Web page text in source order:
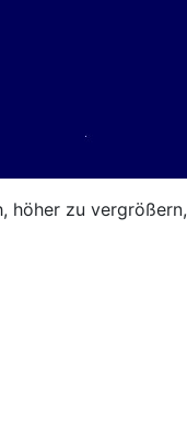
höher zu vergrößern,